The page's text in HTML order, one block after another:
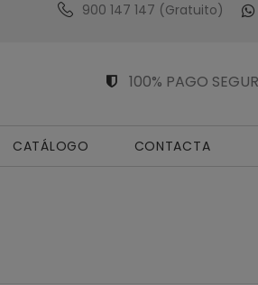
Venta Exclusiva al
900 147 147 (Gratuito)
100% PAGO
CATÁLOGO CONTACTA